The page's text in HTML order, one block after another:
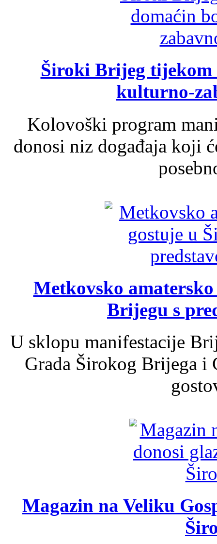
Široki Brijeg tijekom
kulturno-
Kolovoški program
donosi niz događaja koji
Metkovsko
Brijegu s
U sklopu manifestacije
Grada Širokog Brijega
Magazin na Veliku